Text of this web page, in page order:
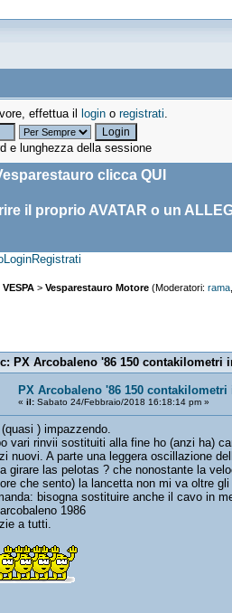
effettua il login o registrati.
e lunghezza della sessione
clicca QUI
il proprio AVATAR o un
LoginRegistrati
> Vesparestauro Motore (Moderatori: rama
PX Arcobaleno '86 150 contakilometri
PX Arcobaleno '86 150
« il: Sabato 24/Febbraio/2018 16:18:14 pm »
) impazzendo.
vari rinvii sostituiti alla fine ho (anzi ha)
nuovi. A parte una leggera oscillazione
girare las pelotas ? che nonostante la
che sento) la lancetta non mi va oltre
bisogna sostituire anche il cavo in
1986
a tutti.